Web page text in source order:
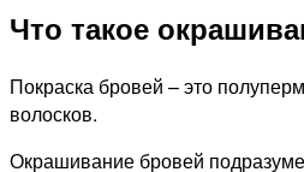
Что такое
Покраска бровей – это
волосков.
Окрашивание бровей